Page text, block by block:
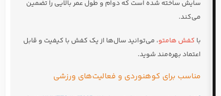
سایش ساخته شده است که دوام و طول عمر بالایی را تضمین
می‌کند.
با کفش هامتو، می‌توانید سال‌ها از یک کفش با کیفیت و قابل
اعتماد بهره‌مند شوید.
مناسب برای کوهنوردی و فعالیت‌های ورزشی